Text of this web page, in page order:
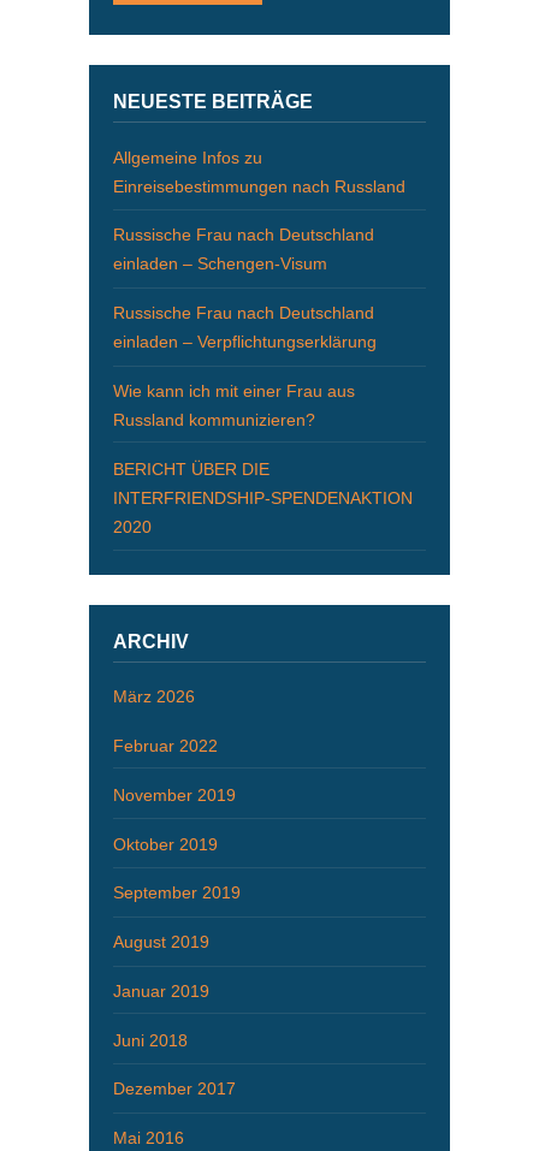
NEUESTE BEITRÄGE
Allgemeine Infos zu
Einreisebestimmungen nach Russland
Russische Frau nach Deutschland
einladen – Schengen-Visum
Russische Frau nach Deutschland
einladen – Verpflichtungserklärung
Wie kann ich mit einer Frau aus
Russland kommunizieren?
BERICHT ÜBER DIE
INTERFRIENDSHIP-SPENDENAKTION
2020
ARCHIV
März 2026
Februar 2022
November 2019
Oktober 2019
September 2019
August 2019
Januar 2019
Juni 2018
Dezember 2017
Mai 2016